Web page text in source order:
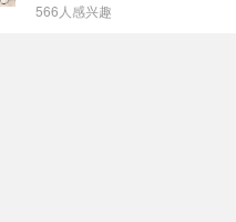
566人感兴趣